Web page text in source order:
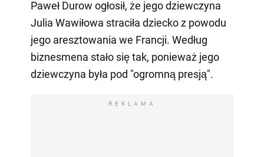
Paweł Durow ogłosił, że jego dziewczyna
Julia Wawiłowa straciła dziecko z powodu
jego aresztowania we Francji. Według
biznesmena stało się tak, ponieważ jego
dziewczyna była pod "ogromną presją".
REKLAMA